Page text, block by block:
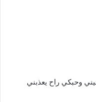
وحبكي راح يعذبني